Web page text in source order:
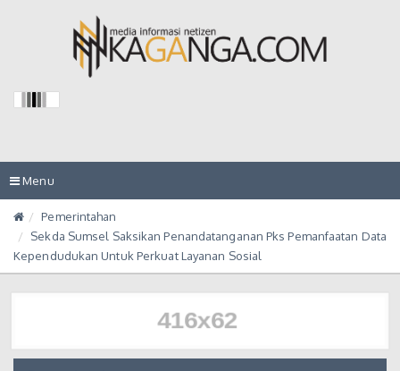
Toggle
navigation
Menu
Pemerintahan
Sekda Sumsel Saksikan Penandatanganan Pks Pemanfaatan Data
Kependudukan Untuk Perkuat Layanan Sosial